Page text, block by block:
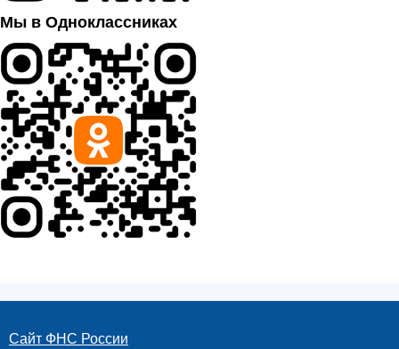
Мы в Одноклассниках
Сайт ФНС России